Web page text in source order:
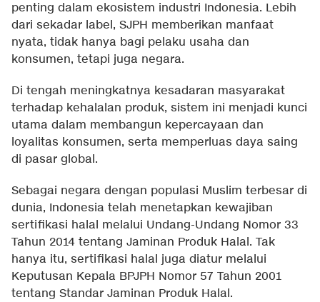
penting dalam ekosistem industri Indonesia. Lebih
dari sekadar label, SJPH memberikan manfaat
nyata, tidak hanya bagi pelaku usaha dan
konsumen, tetapi juga negara.
Di tengah meningkatnya kesadaran masyarakat
terhadap kehalalan produk, sistem ini menjadi kunci
utama dalam membangun kepercayaan dan
loyalitas konsumen, serta memperluas daya saing
di pasar global.
Sebagai negara dengan populasi Muslim terbesar di
dunia, Indonesia telah menetapkan kewajiban
sertifikasi halal melalui Undang-Undang Nomor 33
Tahun 2014 tentang Jaminan Produk Halal. Tak
hanya itu, sertifikasi halal juga diatur melalui
Keputusan Kepala BPJPH Nomor 57 Tahun 2001
tentang Standar Jaminan Produk Halal.